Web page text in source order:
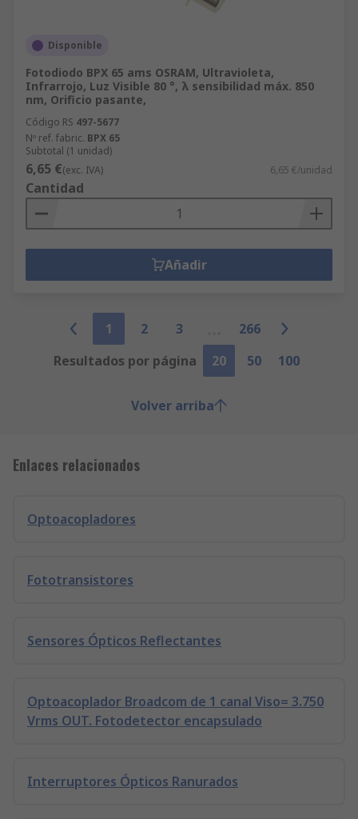
Disponible
Fotodiodo BPX 65 ams OSRAM, Ultravioleta,
Infrarrojo, Luz Visible 80 °, λ sensibilidad máx. 850
nm, Orificio pasante,
Código RS 497-5677
Nº ref. fabric. BPX 65
Subtotal (1 unidad)
6,65 €(exc. IVA) 6,65 €/unidad
Cantidad
Añadir
1 2 3
266
Resultados por página
20 50 100
Volver arriba
Enlaces relacionados
Optoacopladores
Fototransistores
Sensores Ópticos Reflectantes
Optoacoplador Broadcom de 1 canal Viso= 3.750
Vrms OUT. Fotodetector encapsulado
Interruptores Ópticos Ranurados